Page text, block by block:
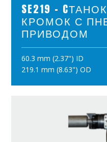
SE219 -
КРОМОК С
ПРИВОДОМ
60.3 mm (2.37") ID
219.1 mm (8.63") OD